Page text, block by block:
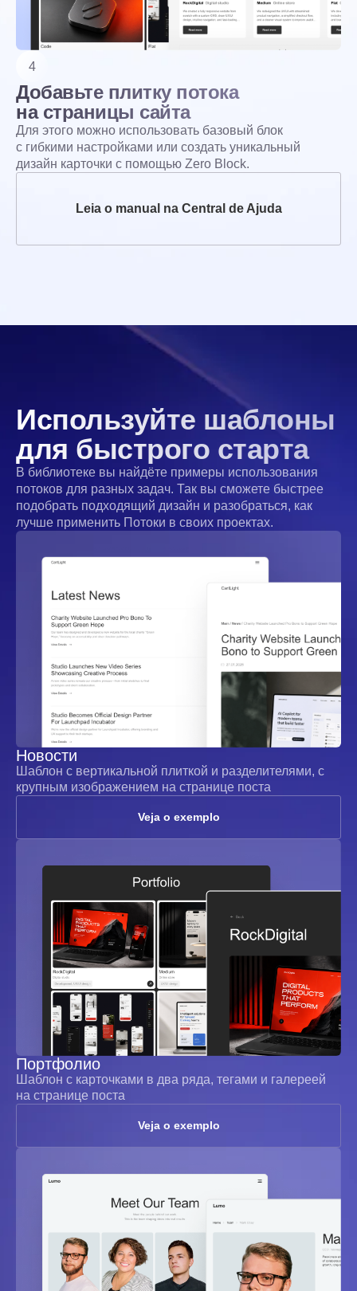
4
Добавьте плитку потока
на страницы сайта
Для этого можно использовать базовый блок
с гибкими настройками или создать уникальный
дизайн карточки с помощью Zero Block.
Leia o manual na Central de Ajuda
Используйте шаблоны
для быстрого старта
В библиотеке вы найдёте примеры использования
потоков для разных задач. Так вы сможете быстрее
подобрать подходящий дизайн и разобраться, как
лучше применить Потоки в своих проектах.
Новости
Шаблон с вертикальной плиткой и разделителями, с
крупным изображением на странице поста
Veja o exemplo
Портфолио
Шаблон с карточками в два ряда, тегами и галереей
на странице поста
Veja o exemplo